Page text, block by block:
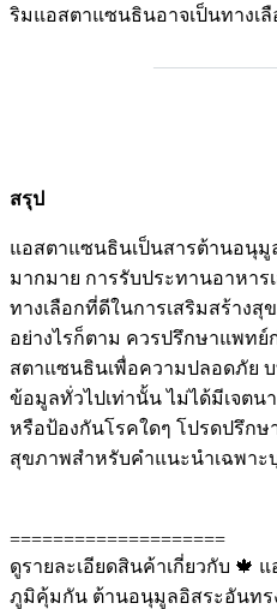
ริมแอสตาแซนธินอาจเป็นทางเ
สรุป
แอสตาแซนธินเป็นสารต้านอนุ
มากมาย การรับประทานอาหา
ทางเลือกที่ดีในการเสริมสร้าง
อย่างไรก็ตาม ควรปรึกษาแพท
สตาแซนธินเพื่อความปลอดภัย
ข้อมูลทั่วไปเท่านั้น ไม่ได้มีเจตน
หรือป้องกันโรคใดๆ โปรดปรึก
สุขภาพสำหรับคำแนะนำเฉพาะ
====================
ดูรายละเอียดสินค้าเกี่ยวกับ 🍁
ภูมิคุ้มกัน ต้านอนุมูลอิสระอันทร